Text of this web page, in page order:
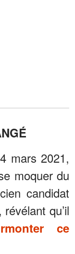
mars 2021,
moquer du
candidat
qu’il
ce